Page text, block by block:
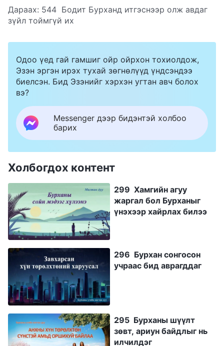
Дараах: 544 Бодит Бурханд итгэснээр олж авдаг
зүйл тоймгүй их
Одоо үед гай гамшиг ойр ойрхон тохиолдож,
Эзэн эргэн ирэх тухай зөгнөлүүд үндсэндээ
биелсэн. Бид Эзэнийг хэрхэн угтан авч болох
вэ?
Messenger дээр бидэнтэй холбоо
барих
Холбогдох контент
299 Хамгийн агуу
жаргал бол Бурханыг
үнэхээр хайрлах билээ
296 Бурхан сонгосон
учраас бид аврагддаг
295 Бурханы шүүлт
зөвт, ариун байдлыг нь
илчилдэг